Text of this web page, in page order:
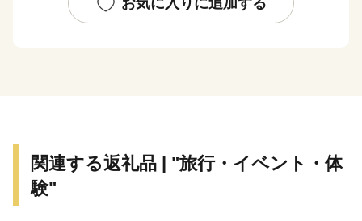
7,000円以上寄附をしていただいた町外の方には、お礼
・お礼品のお届け日時指定はお受けしておりません。
・お礼品の写真はイメージです。
関連する返礼品 | "旅行・イベント・体
験"